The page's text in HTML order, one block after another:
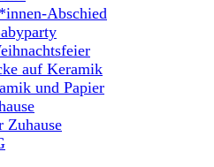
Abschied
auf Keramik
und Papier
Zuhause